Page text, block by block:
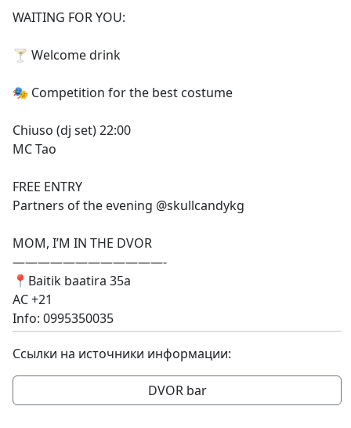
WAITING FOR YOU:
🍸 Welcome drink
🎭 Competition for the best costume
Chiuso (dj set) 22:00
MC Tao
FREE ENTRY
Partners of the evening @skullcandykg
MOM, I’M IN THE DVOR
————————————-
📍Baitik baatira 35a
AC +21
Info: 0995350035
Ссылки на источники информации:
DVOR bar